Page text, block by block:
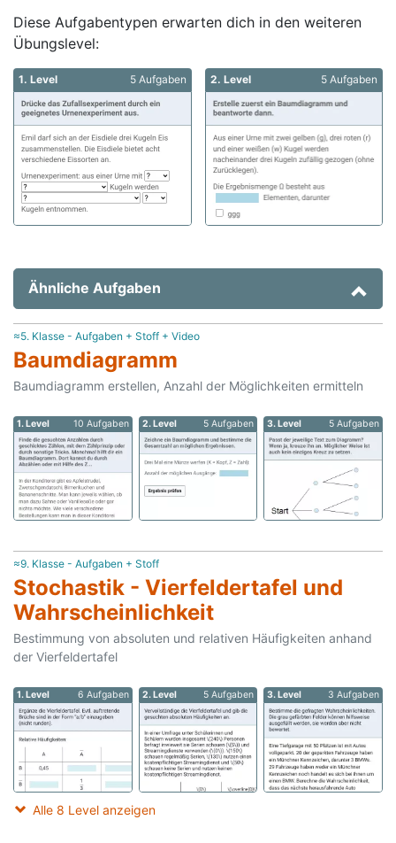
Diese Aufgabentypen erwarten dich in den weiteren
Übungslevel:
1. Level 5 Aufgaben 2. Level 5 Aufgaben
Ähnliche Aufgaben
≈5. Klasse - Aufgaben + Stoff + Video
Baumdiagramm
Baumdiagramm erstellen, Anzahl der Möglichkeiten ermitteln
1. Level 10 Aufgaben 2. Level 5 Aufgaben 3. Level 5 Aufgaben
≈9. Klasse - Aufgaben + Stoff
Stochastik - Vierfeldertafel und
Wahrscheinlichkeit
Bestimmung von absoluten und relativen Häufigkeiten anhand
der Vierfeldertafel
1. Level 6 Aufgaben 2. Level 5 Aufgaben 3. Level 3 Aufgaben
Alle 8 Level anzeigen